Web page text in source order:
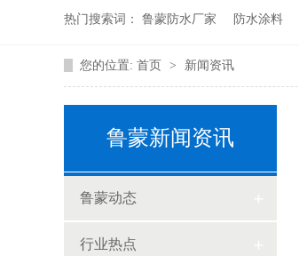
热门搜索词： 鲁蒙防水厂家 防水涂料
您的位置: 首页 > 新闻资讯
鲁蒙新闻资讯
鲁蒙动态
行业热点